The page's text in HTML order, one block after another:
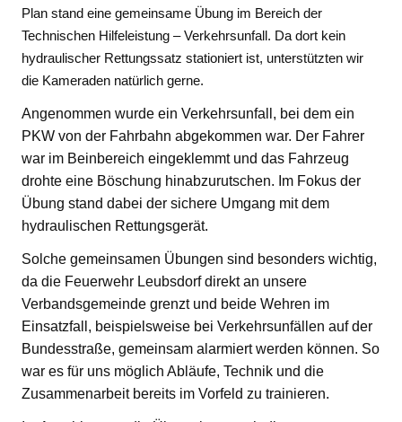
Plan stand eine gemeinsame Übung im Bereich der
Technischen Hilfeleistung – Verkehrsunfall. Da dort kein
hydraulischer Rettungssatz stationiert ist, unterstützten wir
die Kameraden natürlich gerne.
Angenommen wurde ein Verkehrsunfall, bei dem ein
PKW von der Fahrbahn abgekommen war. Der Fahrer
war im Beinbereich eingeklemmt und das Fahrzeug
drohte eine Böschung hinabzurutschen. Im Fokus der
Übung stand dabei der sichere Umgang mit dem
hydraulischen Rettungsgerät.
Solche gemeinsamen Übungen sind besonders wichtig,
da die Feuerwehr Leubsdorf direkt an unsere
Verbandsgemeinde grenzt und beide Wehren im
Einsatzfall, beispielsweise bei Verkehrsunfällen auf der
Bundesstraße, gemeinsam alarmiert werden können. So
war es für uns möglich Abläufe, Technik und die
Zusammenarbeit bereits im Vorfeld zu trainieren.